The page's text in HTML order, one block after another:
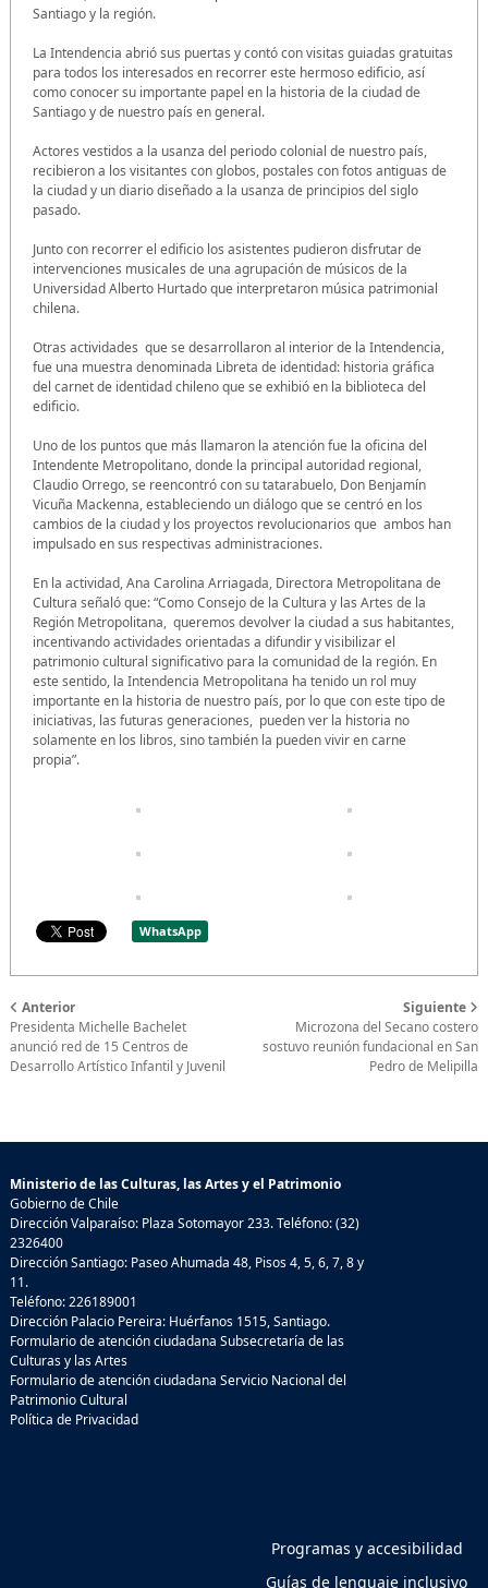
Santiago y la región.
La Intendencia abrió sus puertas y contó con visitas guiadas gratuitas
para todos los interesados en recorrer este hermoso edificio, así
como conocer su importante papel en la historia de la ciudad de
Santiago y de nuestro país en general.
Actores vestidos a la usanza del periodo colonial de nuestro país,
recibieron a los visitantes con globos, postales con fotos antiguas de
la ciudad y un diario diseñado a la usanza de principios del siglo
pasado.
Junto con recorrer el edificio los asistentes pudieron disfrutar de
intervenciones musicales de una agrupación de músicos de la
Universidad Alberto Hurtado que interpretaron música patrimonial
chilena.
Otras actividades que se desarrollaron al interior de la Intendencia,
fue una muestra denominada Libreta de identidad: historia gráfica
del carnet de identidad chileno que se exhibió en la biblioteca del
edificio.
Uno de los puntos que más llamaron la atención fue la oficina del
Intendente Metropolitano, donde la principal autoridad regional,
Claudio Orrego, se reencontró con su tatarabuelo, Don Benjamín
Vicuña Mackenna, estableciendo un diálogo que se centró en los
cambios de la ciudad y los proyectos revolucionarios que ambos han
impulsado en sus respectivas administraciones.
En la actividad, Ana Carolina Arriagada, Directora Metropolitana de
Cultura señaló que: “Como Consejo de la Cultura y las Artes de la
Región Metropolitana, queremos devolver la ciudad a sus habitantes,
incentivando actividades orientadas a difundir y visibilizar el
patrimonio cultural significativo para la comunidad de la región. En
este sentido, la Intendencia Metropolitana ha tenido un rol muy
importante en la historia de nuestro país, por lo que con este tipo de
iniciativas, las futuras generaciones, pueden ver la historia no
solamente en los libros, sino también la pueden vivir en carne
propia”.
WhatsApp
Anterior
Presidenta Michelle Bachelet
anunció red de 15 Centros de
Desarrollo Artístico Infantil y Juvenil
Siguiente
Microzona del Secano costero
sostuvo reunión fundacional en San
Pedro de Melipilla
Ministerio de las Culturas, las Artes y el Patrimonio
Gobierno de Chile
Dirección Valparaíso: Plaza Sotomayor 233. Teléfono: (32)
2326400
Dirección Santiago: Paseo Ahumada 48, Pisos 4, 5, 6, 7, 8 y
11.
Teléfono: 226189001
Dirección Palacio Pereira: Huérfanos 1515, Santiago.
Formulario de atención ciudadana Subsecretaría de las
Culturas y las Artes
Formulario de atención ciudadana Servicio Nacional del
Patrimonio Cultural
Política de Privacidad
Programas y accesibilidad
Guías de lenguaje inclusivo